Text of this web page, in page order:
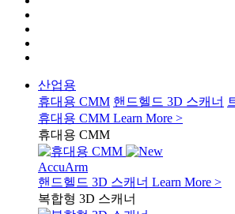
산업용
휴대용 CMM 핸드헬드 3D 스캐너
휴대용 CMM Learn More >
휴대용 CMM
AccuArm
핸드헬드 3D 스캐너 Learn More >
복합형 3D 스캐너